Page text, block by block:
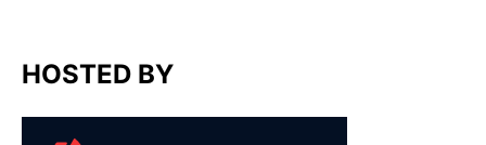
HOSTED BY